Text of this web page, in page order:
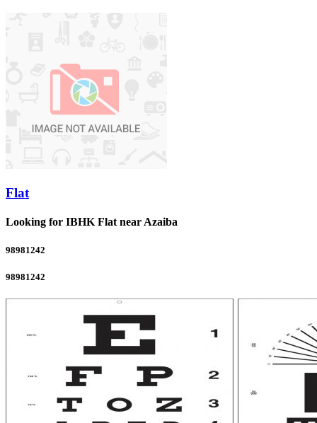
Flat
Looking for IBHK Flat near Azaiba
98981242
98981242